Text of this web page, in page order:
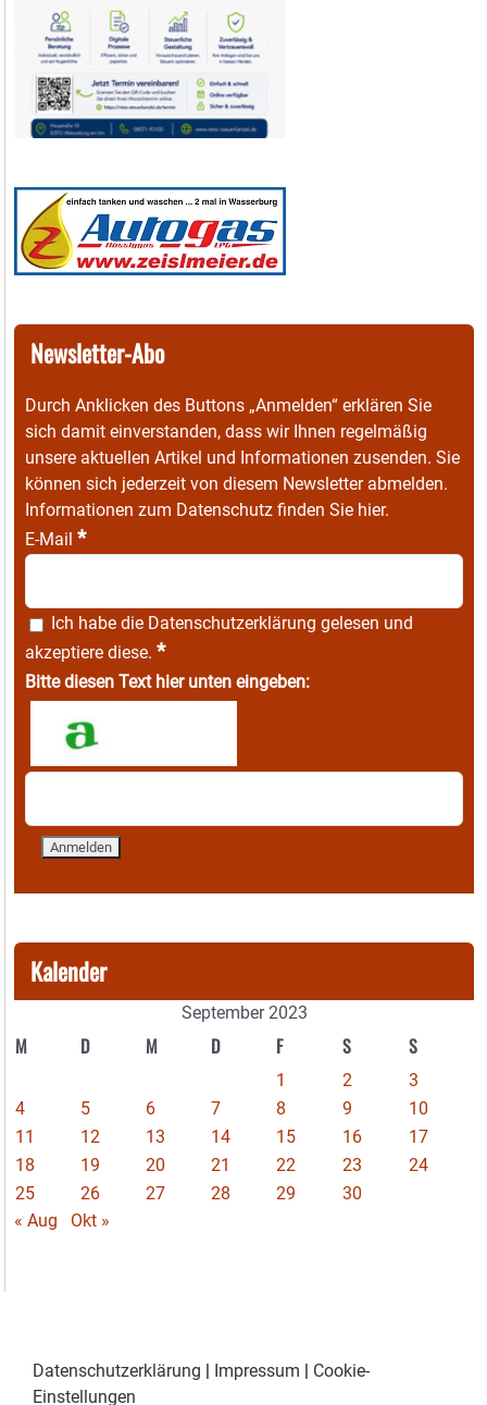
Newsletter-Abo
Durch Anklicken des Buttons „Anmelden“ erklären Sie
sich damit einverstanden, dass wir Ihnen regelmäßig
unsere aktuellen Artikel und Informationen zusenden. Sie
können sich jederzeit von diesem Newsletter abmelden.
Informationen zum Datenschutz finden Sie hier.
E-Mail *
Ich habe die Datenschutzerklärung gelesen und
akzeptiere diese. *
Bitte diesen Text hier unten eingeben:
Kalender
September 2023
M D M D F S S
1 2
3
4
5 6 7 8 9
10
11
12 13 14 15 16
17
18
19 20 21 22 23
24
25
26 27 28 29
30
« Aug
Okt »
Datenschutzerklärung Impressum
Cookie-
Einstellungen